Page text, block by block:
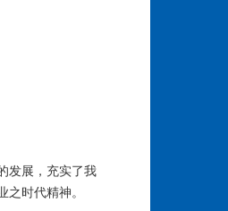
发展，充实了我
时代精神。